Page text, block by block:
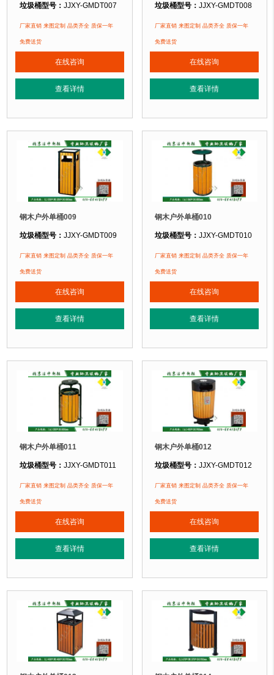
垃圾桶型号：JJXY-GMDT007
垃圾桶规格：长370mm 宽350mm 高850mm
垃圾桶材质：
垃圾桶周期：3-7天 厂家直销 来图定制
垃圾桶特点：选用优质镀锌钢板裁剪、压制、折弯后再焊接而成型，垃圾桶
正在使用该垃圾桶的部分客户：
北京某公园、北京某大学、北京某小区....
厂家直销 来图定制 品类齐全 质保一年
免费送货
在线咨询
查看详情
垃圾桶型号： JJXY-GMDT008
垃圾桶规格：长350mm 宽
垃圾桶材质：
垃圾桶周期：3-7天 厂家直销 来图定
垃圾桶特点：选用优质镀锌钢板裁
正在使用该垃圾桶的部分客户：
北京某公园、北京某大学、北京某小
厂家直销 来图定制 品类齐全 质保一年
免费送货
在线咨询
查看详情
钢木户外单桶009
垃圾桶型号：JJXY-GMDT009
垃圾桶规格：长350mm 宽350mm 高800mm
垃圾桶材质：
垃圾桶周期：3-7天 厂家直销 来图定制
垃圾桶特点：选用优质镀锌钢板裁剪、压制、折弯后再焊接而成型，垃圾桶
正在使用该垃圾桶的部分客户：
北京某公园、北京某大学、北京某小区....
厂家直销 来图定制 品类齐全 质保一年
免费送货
在线咨询
查看详情
钢木户外单桶010
垃圾桶型号： JJXY-GMDT010
垃圾桶规格：直径360mm 高850mm
垃圾桶材质：
垃圾桶周期：3-7天 厂家直销 来图定
垃圾桶特点：选用优质镀锌钢板裁
正在使用该垃圾桶的部分客户：
北京某公园、北京某大学、北京某小
厂家直销 来图定制 品类齐全 质保一年
免费送货
在线咨询
查看详情
钢木户外单桶011
垃圾桶型号：JJXY-GMDT011
垃圾桶规格：直径350mm 高850mm
垃圾桶材质：
垃圾桶周期：3-7天 厂家直销 来图定制
垃圾桶特点：选用优质镀锌钢板裁剪、压制、折弯后再焊接而成型，垃圾桶
正在使用该垃圾桶的部分客户：
北京某公园、北京某大学、北京某小区....
厂家直销 来图定制 品类齐全 质保一年
免费送货
在线咨询
查看详情
钢木户外单桶012
垃圾桶型号： JJXY-GMDT012
垃圾桶规格：直径450mm 高900mm
垃圾桶材质：
垃圾桶周期：3-7天 厂家直销 来图定
垃圾桶特点：选用优质镀锌钢板裁
正在使用该垃圾桶的部分客户：
北京某公园、北京某大学、北京某小
厂家直销 来图定制 品类齐全 质保一年
免费送货
在线咨询
查看详情